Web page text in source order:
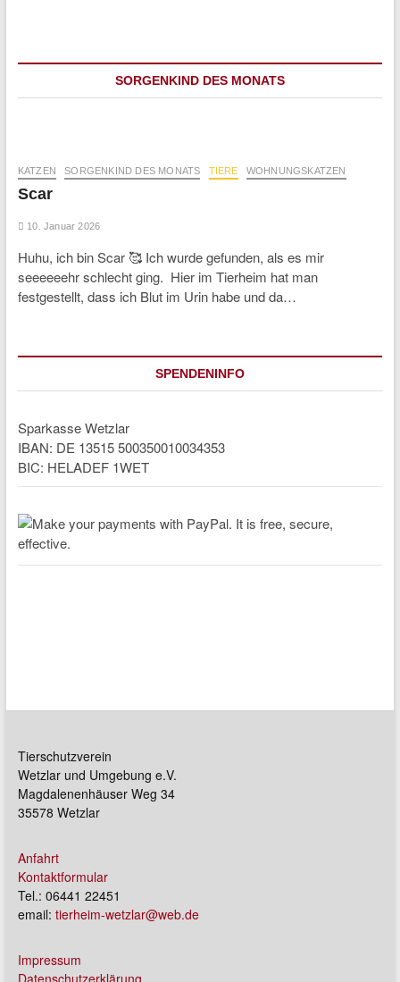
SORGENKIND DES MONATS
KATZEN SORGENKIND DES MONATS TIERE WOHNUNGSKATZEN
Scar
10. Januar 2026
Huhu, ich bin Scar 🥰 Ich wurde gefunden, als es mir
seeeeeehr schlecht ging. Hier im Tierheim hat man
festgestellt, dass ich Blut im Urin habe und da…
SPENDENINFO
Sparkasse Wetzlar
IBAN: DE 13515 500350010034353
BIC: HELADEF 1WET
Tierschutzverein
Wetzlar und Umgebung e.V.
Magdalenenhäuser Weg 34
35578 Wetzlar
Anfahrt
Kontaktformular
Tel.: 06441 22451
email: tierheim-wetzlar@web.de
Impressum
Datenschutzerklärung